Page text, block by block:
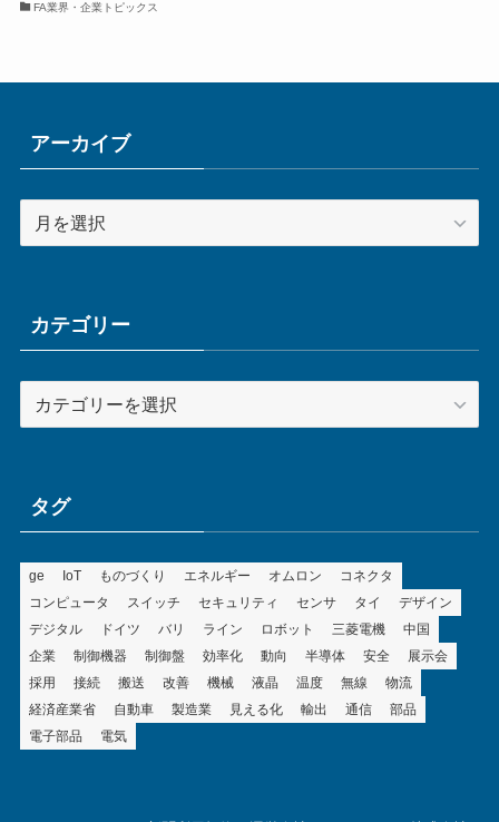
FA業界・企業トピックス
アーカイブ
ブカテゴリー
テ
ータグ
ge IoT ものづくり エネルギー オムロン
コネクタ
コンピュータ
スイッチ セキュリティ センサ タイ
デザイン
デジタル
ドイツ バリ ライン ロボット 三菱電機
中国
企業
制御機器 制御盤 効率化 動向 半導体 安全
展示会
採用
接続 搬送 改善 機械 液晶 温度 無線
物流
経済産業省
自動車 製造業 見える化 輸出 通信
部品
電子部品
電気